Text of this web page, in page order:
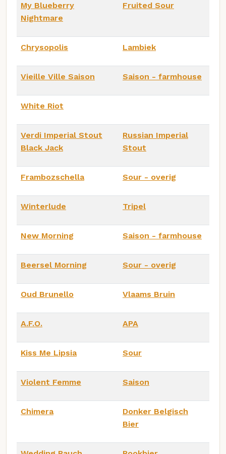
My Blueberry
Nightmare
Fruited Sour
Chrysopolis Lambiek
Vieille Ville Saison Saison - farmhouse
White Riot
Verdi Imperial Stout
Black Jack
Russian Imperial
Stout
Frambozschella Sour - overig
Winterlude Tripel
New Morning Saison - farmhouse
Beersel Morning Sour - overig
Oud Brunello Vlaams Bruin
A.F.O. APA
Kiss Me Lipsia Sour
Violent Femme Saison
Chimera
Donker Belgisch
Bier